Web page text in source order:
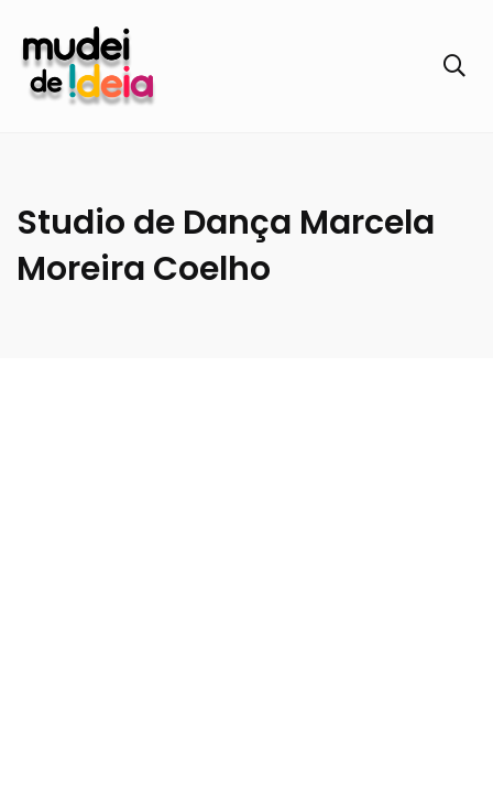
Studio de Dança Marcela
Moreira Coelho